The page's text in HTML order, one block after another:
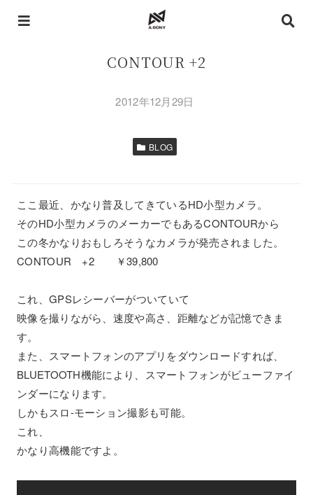
CONTOUR +2
2012年12月29日
BLOG
ここ最近、かなり普及してきているHD小型カメラ。
そのHD小型カメラのメーカーでもあるCONTOURから
この冬かなりおもしろそうなカメラが発売されました。
CONTOUR +2 ￥39,800
これ、GPSレシーバーがついていて
映像を撮りながら、速度や高さ、距離などが記憶できま
す。
また、スマートフォンのアプリをダウンロードすれば、
BLUETOOTH機能により、スマートフォンがビューファイ
ンダーになります。
しかもスロ-モーション撮影も可能。
これ、
かなり高機能ですよ。